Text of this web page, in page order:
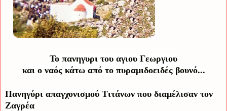
Το πανηγυρι του αγιου Γεωργιου
και ο ναός κάτω από το πυραμιδοειδές βουνό...
Πανηγύρι απαγχονισμού Τιτάνων που διαμέλισαν τον
Ζαγρέα